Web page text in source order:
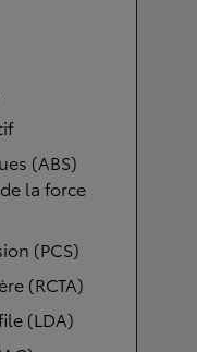
(ABS)
la force
(PCS)
(RCTA)
(LDA)